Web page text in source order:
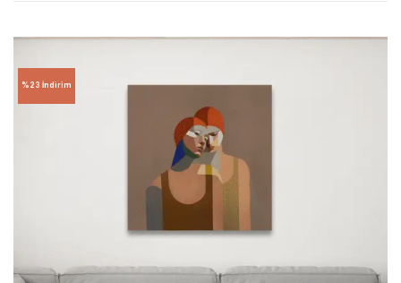
%23 İndirim